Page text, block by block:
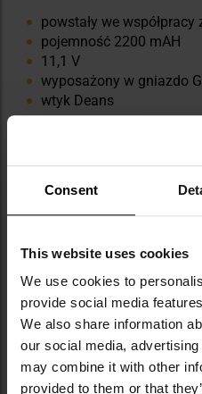
Consent
This website uses cookies
We use cookies to
provide social media
We also share information
our social media,
may combine it with other
provided to them or that
powstały we współpracy
pojemność 2200 mAH
11,1 V
wyposażony w gniazdo
wtyk Deans
DANE
Pojemność: 2200 mAh
Napięcie: 11,1 V
Końcówka: DEANS / T-
Waga: 115 g
Producent:Specna Arms,